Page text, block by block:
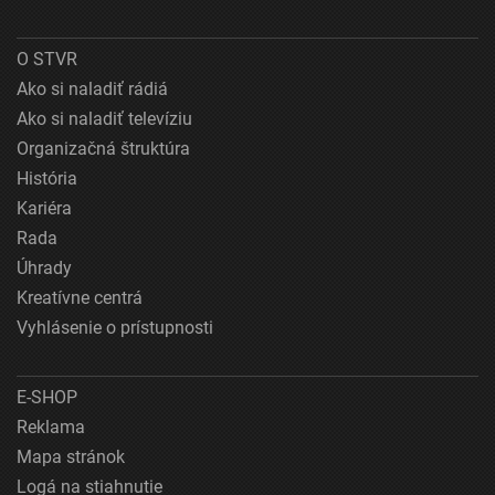
O STVR
Ako si naladiť rádiá
Ako si naladiť televíziu
Organizačná štruktúra
História
Kariéra
Rada
Úhrady
Kreatívne centrá
Vyhlásenie o prístupnosti
E-SHOP
Reklama
Mapa stránok
Logá na stiahnutie